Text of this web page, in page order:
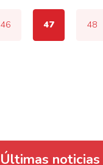
46 47 48
Últimas noticias